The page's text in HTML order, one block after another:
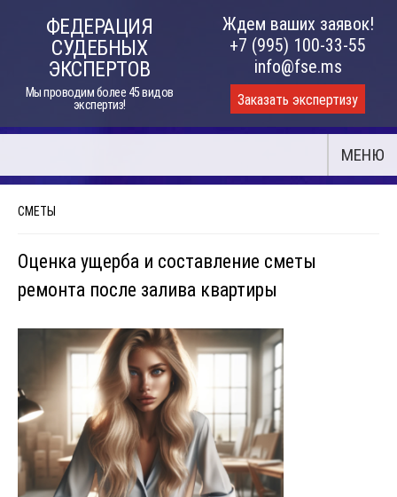
ФЕДЕРАЦИЯ
СУДЕБНЫХ
ЭКСПЕРТОВ
Мы проводим более 45 видов
экспертиз!
Ждем ваших заявок!
+7 (995) 100-33-55
info@fse.ms
Заказать экспертизу
МЕНЮ
СМЕТЫ
Оценка ущерба и составление сметы
ремонта после залива квартиры